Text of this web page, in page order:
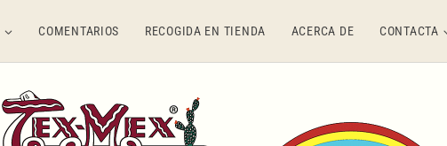
COMENTARIOS RECOGIDA EN TIENDA ACERCA DE CONTACTA